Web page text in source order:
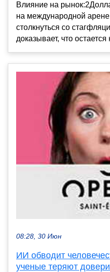
Влияние на
на международной
столкнуться со
доказывает, что остается
08:28, 30 Июн
ИИ обводит
ученые теряют